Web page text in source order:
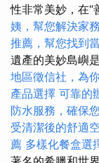
性非常美妙，在“
姨，幫您解決家
推薦，幫您找到
遺產的美妙島嶼
地區徵信社，為
產品選擇 可靠的
防水服務，確保
受清潔後的舒適
薦 多樣化餐盒選